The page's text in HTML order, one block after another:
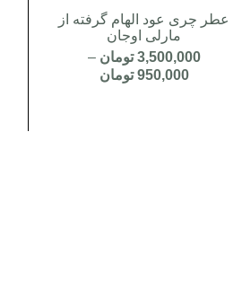
عطر چری عود الهام گرفته از
مارلی اوجان
3,500,000 تومان –
950,000 تومان